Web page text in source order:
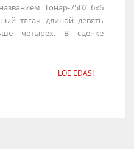
Тонар-7502 6х6
тягач длиной девять
четырех. В сцепке
LOE EDASI